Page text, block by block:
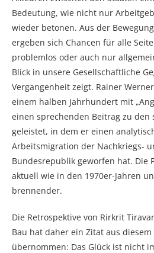
Bedeutung, wie nicht nur
wieder betonen. Aus der
ergeben sich Chancen für alle
problemlos oder auch nur
Blick in unsere Gesellschaftliche
Vergangenheit zeigt. Rainer
einem halben Jahrhundert mit
einen sprechenden Beitrag zu den
geleistet, in dem er einen
Arbeitsmigration der Nachkriegs-
Bundesrepublik geworfen hat. Die
aktuell wie in den 1970er-Jahren
brennender.
Die Retrospektive von Rirkrit
Bau hat daher ein Zitat aus diesem
übernommen: Das Glück ist nicht